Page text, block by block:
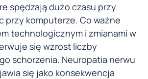
spędzają dużo czasu przy
przy komputerze. Co ważne
technologicznym i zmianami w
się wzrost liczby
schorzenia. Neuropatia nerwu
się jako konsekwencja